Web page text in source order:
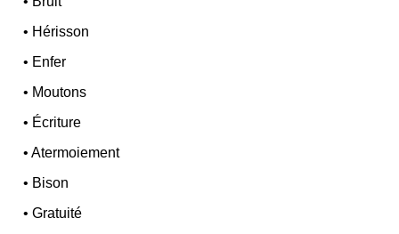
• Hérisson
• Enfer
• Moutons
• Écriture
•Atermoiement
• Bison
•Gratuité